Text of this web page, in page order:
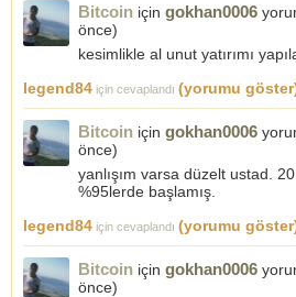
Bitcoin için gokhan0006
önce)
kesimlikle al unut yatırımı
legend84 için cevaplandı (yorumu
Bitcoin için gokhan0006
önce)
yanlışım varsa düzelt ustad.
%95lerde başlamış.
legend84 için cevaplandı (yorumu
Bitcoin için gokhan0006
önce)